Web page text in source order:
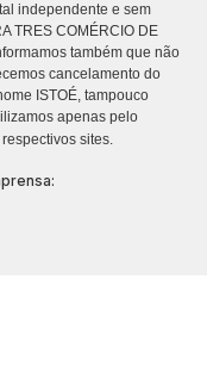
independente e sem
TRES COMÉRCIO DE
também que não
cancelamento do
ISTOÉ, tampouco
apenas pelo
respectivos sites.